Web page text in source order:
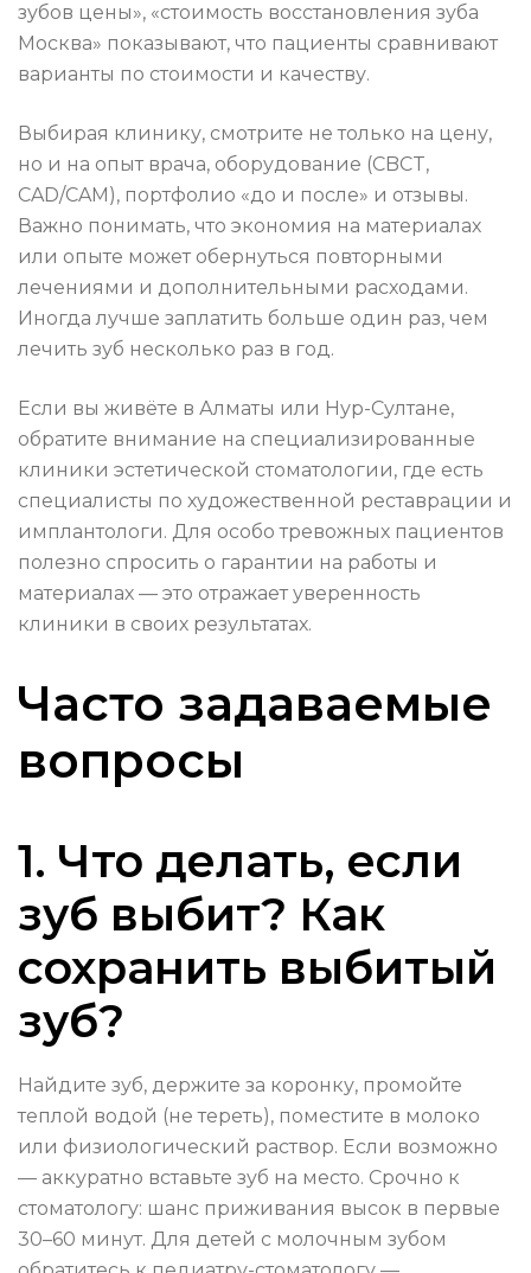
зубов цены», «стоимость восстановления зуба
Москва» показывают, что пациенты сравнивают
варианты по стоимости и качеству.
Выбирая клинику, смотрите не только на цену,
но и на опыт врача, оборудование (CBCT,
CAD/CAM), портфолио «до и после» и отзывы.
Важно понимать, что экономия на материалах
или опыте может обернуться повторными
лечениями и дополнительными расходами.
Иногда лучше заплатить больше один раз, чем
лечить зуб несколько раз в год.
Если вы живёте в Алматы или Нур-Султане,
обратите внимание на специализированные
клиники эстетической стоматологии, где есть
специалисты по художественной реставрации и
имплантологи. Для особо тревожных пациентов
полезно спросить о гарантии на работы и
материалах — это отражает уверенность
клиники в своих результатах.
Часто задаваемые
вопросы
1. Что делать, если
зуб выбит? Как
сохранить выбитый
зуб?
Найдите зуб, держите за коронку, промойте
теплой водой (не тереть), поместите в молоко
или физиологический раствор. Если возможно
— аккуратно вставьте зуб на место. Срочно к
стоматологу: шанс приживания высок в первые
30–60 минут. Для детей с молочным зубом